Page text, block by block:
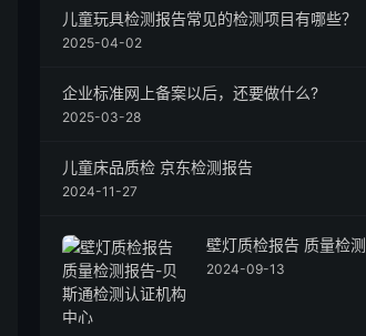
儿童玩具检测报告常见的检测项目有哪些？
2025-04-02
企业标准网上备案以后，还要做什么?
2025-03-28
儿童床品质检 京东检测报告
2024-11-27
壁灯质检报告 质量检
2024-09-13